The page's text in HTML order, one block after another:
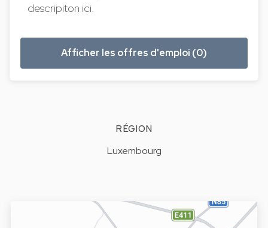
descripiton ici.
Afficher les offres d'emploi (0)
RÉGION
Luxembourg